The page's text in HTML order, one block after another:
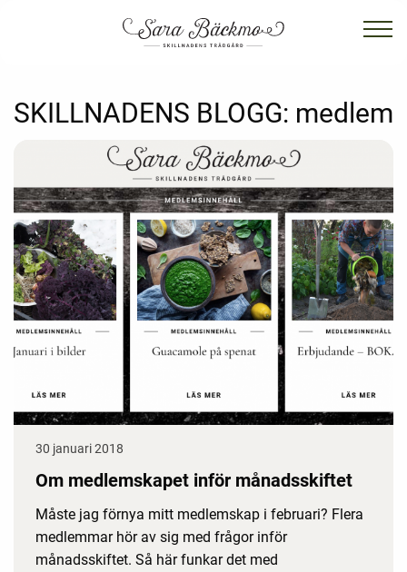
SKILLNADENS BLOGG: medlem
30 januari 2018
Om medlemskapet inför månadsskiftet
Måste jag förnya mitt medlemskap i februari? Flera
medlemmar hör av sig med frågor inför
månadsskiftet. Så här funkar det med